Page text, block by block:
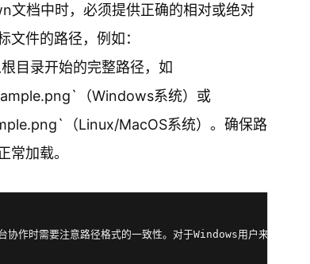
文档中时，必须提供正确的相对或绝对
件的路径，例如：
目录开始的完整路径，如
（Windows系统）或
（Linux/MacOS系统）。确保路
常加载。
作时需要注意路径格式的一致性。对于Windows用户来说，